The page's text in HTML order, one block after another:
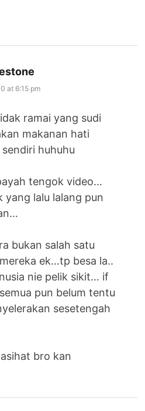
at 6:15 pm
ramai yang sudi
makanan hati
huhuhu
tengok video…
yang lalu lalang pun
bukan salah satu
ek…tp besa la..
nie pelik sikit… if
pun belum tentu
sesetengah
bro kan